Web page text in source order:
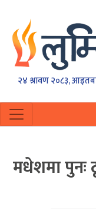
२४ श्रावण २०८३,
मधेशमा पुनः